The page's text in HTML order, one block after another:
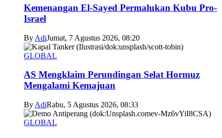
Kemenangan El-Sayed Permalukan Kubu Pro-
Israel
By AdiJumat, 7 Agustus 2026, 08:20
GLOBAL
AS Mengklaim Perundingan Selat Hormuz
Mengalami Kemajuan
By AdiRabu, 5 Agustus 2026, 08:33
GLOBAL